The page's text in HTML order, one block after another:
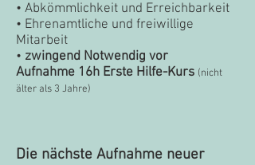
• Abkömmlichkeit und Erreichbarkeit
• Ehrenamtliche und freiwillige
Mitarbeit
• zwingend Notwendig vor
Aufnahme 16h Erste Hilfe-Kurs (nicht
älter als 3 Jahre)
Die nächste Aufnahme neuer